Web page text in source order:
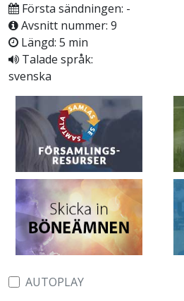
Första sändningen: -
Avsnitt nummer: 9
Längd: 5 min
Talade språk:
svenska
AUTOPLAY